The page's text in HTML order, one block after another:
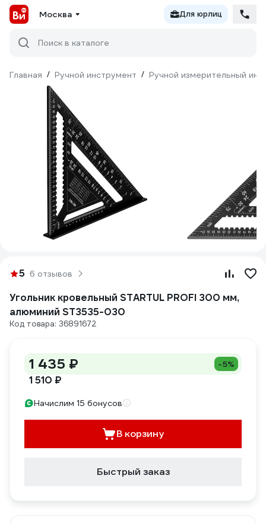
Москва Для юрлиц
Поиск в каталоге
Главная / Ручной инструмент / Ручной измерительный
5 6 отзывов
Угольник кровельный STARTUL PROFI 300 мм,
алюминий ST3535-030
Код товара: 36891672
1 435 ₽ -5%
1 510 ₽
Начислим 15 бонусов
В корзину
Быстрый заказ